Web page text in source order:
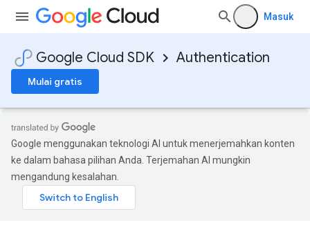
Masuk
Google Cloud SDK Authentication
Mulai gratis
Google menggunakan teknologi AI untuk menerjemahkan konten
ke dalam bahasa pilihan Anda. Terjemahan AI mungkin
mengandung kesalahan.